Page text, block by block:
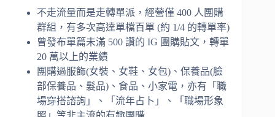
不走流量而是走轉單派，經營僅 400 人團購
群組，有多次高達單檔百單 (約 1/4 的轉單率)
曾發布單篇未滿 500 讚的 IG 團購貼文，轉單
20 萬以上的業績
團購過服飾(女裝、女鞋、女包)、保養品(臉
部保養品、髮品)、食品、小家電，亦有「職
場穿搭諮詢」、「流年占卜」、「職場形象